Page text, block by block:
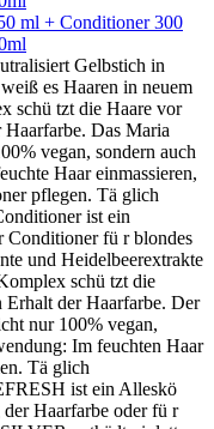
ml + Conditioner 300
Gelbstich in
es Haaren in neuem
schü tzt die Haare vor
Das Maria
vegan, sondern auch
Haar einmassieren,
pflegen. Tä glich
ist ein
Conditioner fü r blondes
und Heidelbeerextrakte
schü tzt die
der Haarfarbe. Der
nur 100% vegan,
Im feuchten Haar
Tä glich
ist ein Alleskö
Haarfarbe oder fü r